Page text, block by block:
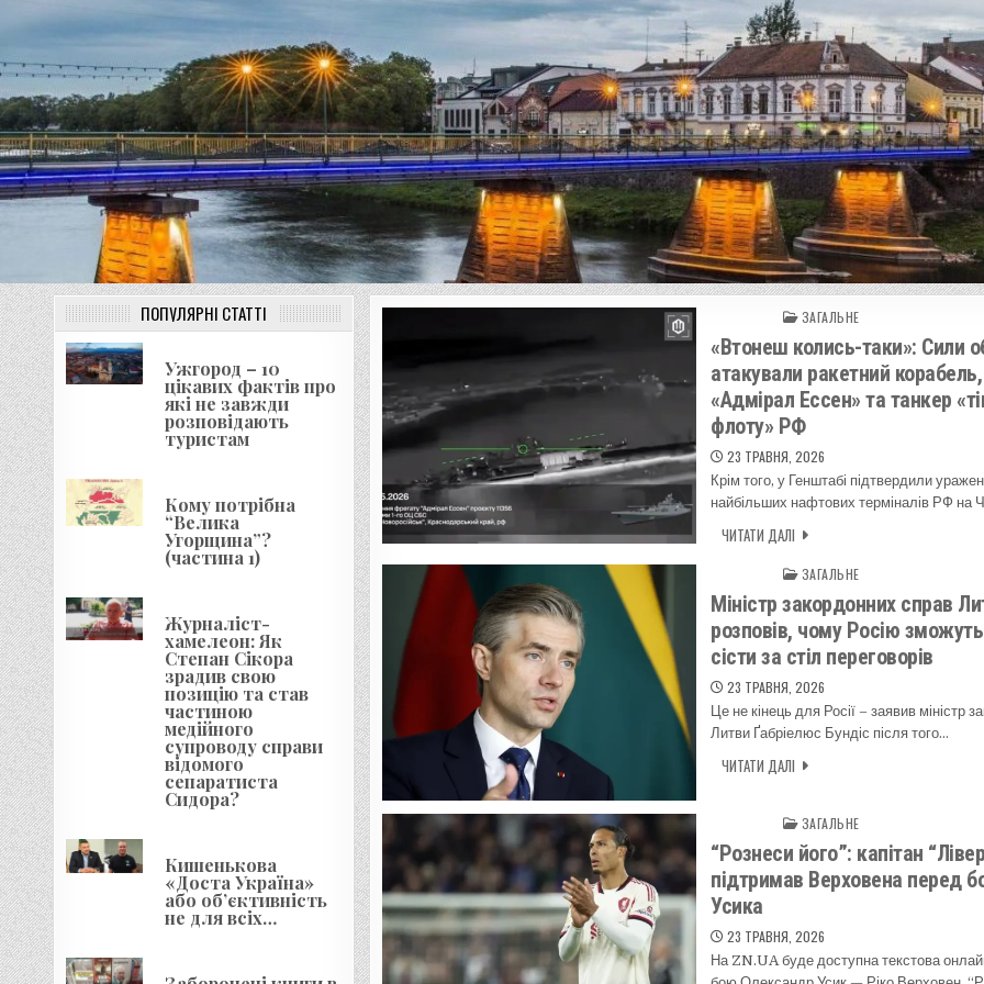
UNGVAR.UZ.UA
ЗАГАЛЬНЕ
«Втонеш колись-таки»: Сили
атакували ракетний
«Адмірал Ессен» та танкер
флоту» РФ
23 ТРАВНЯ, 2026
Крім того, у Генштабі підтвердили
найбільших нафтових терміналів РФ на
ЧИТАТИ ДАЛІ
ЗАГАЛЬНЕ
Міністр закордонних справ
розповів, чому Росію
сісти за стіл переговорів
23 ТРАВНЯ, 2026
Це не кінець для Росії – заявив міністр
Литви Ґабріелюс Бундіс після того…
ЧИТАТИ ДАЛІ
ЗАГАЛЬНЕ
“Рознеси його”: капітан
підтримав Верховена перед
Усика
23 ТРАВНЯ, 2026
На ZN.UA буде доступна текстова
ПОПУЛЯРНІ СТАТТІ
Ужгород – 10
цікавих фактів про
які не завжди
розповідають
туристам
Кому потрібна
“Велика
Угорщина”?
(частина 1)
Журналіст-
хамелеон: Як
Степан Сікора
зрадив свою
позицію та став
частиною
медійного
супроводу справи
відомого
сепаратиста
Сидора?
Кишенькова
«Доста Україна»
або об’єктивність
не для всіх…